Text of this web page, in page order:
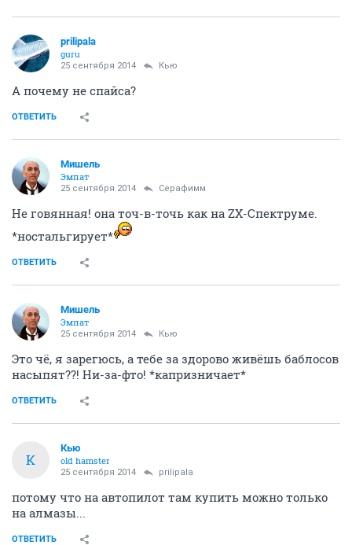
prilipala
guru
25 сентября 2014 Кью
А почему не спайса?
ОТВЕТИТЬ
Мишель
Эмпат
25 сентября 2014 Серафимм
Не говянная! она точ-в-точь как на ZX-Спектруме.
*ностальгирует*
ОТВЕТИТЬ
Мишель
Эмпат
25 сентября 2014 Кью
Это чё, я зарегюсь, а тебе за здорово живёшь баблосов
насыпят??! Ни-за-фто! *капризничает*
ОТВЕТИТЬ
К
Кью
old hamster
25 сентября 2014 prilipala
потому что на автопилот там купить можно только
на алмазы...
ОТВЕТИТЬ